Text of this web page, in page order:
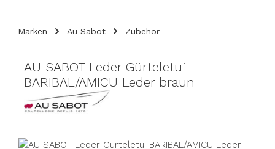
Marken Au Sabot Zubehör
AU SABOT Leder Gürteletui
BARIBAL/AMICU Leder braun
Bildergalerie überspringen